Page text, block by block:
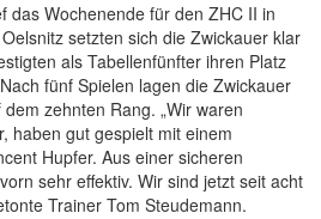
das Wochenende für den ZHC II in
setzten sich die Zwickauer klar
als Tabellenfünfter ihren Platz
fünf Spielen lagen die Zwickauer
zehnten Rang. „Wir waren
haben gut gespielt mit einem
Hupfer. Aus einer sicheren
sehr effektiv. Wir sind jetzt seit acht
Trainer Tom Steudemann.